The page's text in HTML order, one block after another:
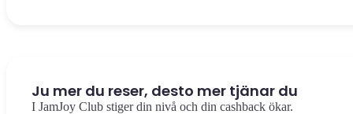
Ju mer du reser, desto mer tjänar du
I JamJoy Club stiger din nivå och din cashback ökar.